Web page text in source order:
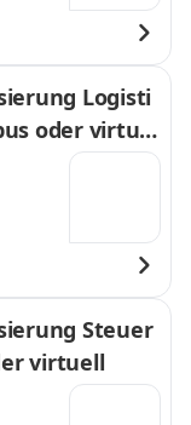
Logisti
oder virtuel
Steuer
virtuell